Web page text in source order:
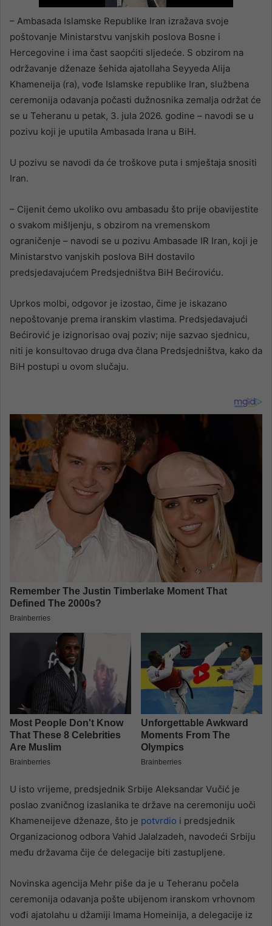
– Ambasada Islamske Republike Iran izražava svoje
poštovanje Ministarstvu vanjskih poslova Bosne i
Hercegovine i ima čast saopćiti sljedeće. S obzirom na
održavanje dženaze šehida ajatollaha Seyyeda Alija
Khameneija (ra), vođe Islamske republike Iran, službena
ceremonija odavanja počasti dužnosnika zemalja održat će
se u Teheranu u petak, 3. jula 2026. godine – navodi se u
pozivu koji je uputila Ambasada Irana u BiH.
U pozivu se navodi da će troškove puta i smještaja snositi
Iran.
– Cijenit ćemo ukoliko ovu ambasadu što prije obavijestite
o svakom mišljenju, s obzirom na vremenskom
ograničenje – navodi se u pozivu Ambasade IR Iran, koji je
Ministarstvo vanjskih poslova BiH dostavilo
predsjedavajućem Predsjedništva BiH Bećiroviću.
Uprkos molbi, odgovor je izostao, čime je iskazano
nepoštovanje prema iranskim vlastima. Predsjedavajući
Bećirović je izignorisao ovaj poziv; nije sazvao sjednicu,
niti je konsultovao druga dva člana Predsjedništva, kako da
BiH postupi u ovom slučaju.
U isto vrijeme, predsjednik Srbije Aleksandar Vučić je
poslao zvaničnog izaslanika te države na ceremoniju uoči
Khameneijeve dženaze, što je potvrdio i predsjednik
Organizacionog odbora Vahid Jalalzadeh, navodeći Srbiju
među državama čije će delegacije biti zastupljene.
Novinska agencija Mehr piše da je u Teheranu počela
ceremonija odavanja pošte ubijenom iranskom vrhovnom
vođi ajatolahu u džamiji Imama Homeinija, a delegacije iz